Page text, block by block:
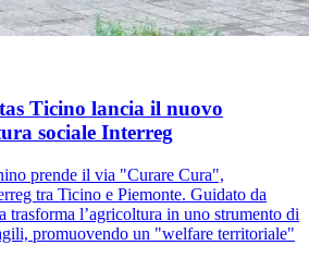
Ticino lancia il nuovo
sociale Interreg
prende il via "Curare Cura",
tra Ticino e Piemonte. Guidato da
trasforma l’agricoltura in uno strumento di
promuovendo un "welfare territoriale"